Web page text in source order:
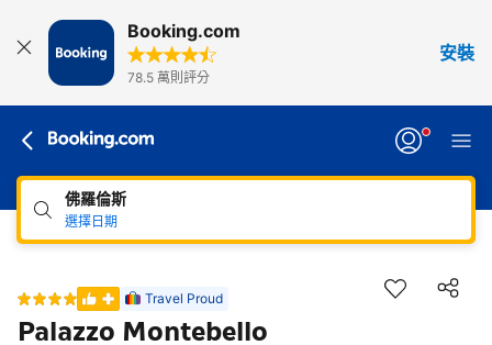
Booking.com
78.5 萬則評分
安裝
佛羅倫斯
選擇日期
Travel Proud
Palazzo Montebello